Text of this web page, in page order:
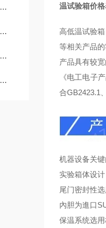
温试验箱价
高低温试验
等相关产品
产品具有较
《电工电子
合GB2423.1
机器设备关
实验箱体设
尾门密封性
內胆为進口
保温系统选